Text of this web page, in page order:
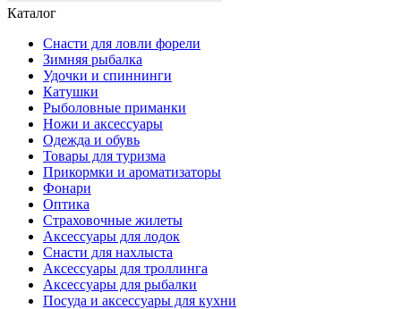
Каталог
Снасти для ловли форели
Зимняя рыбалка
Удочки и спиннинги
Катушки
Рыболовные приманки
Ножи и аксессуары
Одежда и обувь
Товары для туризма
Прикормки и ароматизаторы
Фонари
Оптика
Страховочные жилеты
Аксессуары для лодок
Снасти для нахлыста
Аксессуары для троллинга
Аксессуары для рыбалки
Посуда и аксессуары для кухни